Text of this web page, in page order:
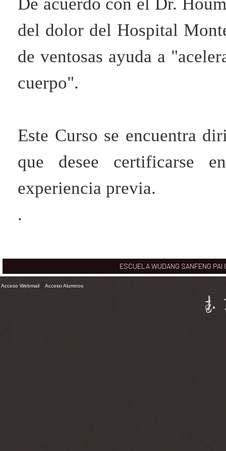
del dolor del Hospital
de ventosas ayuda a
cuerpo".
Este Curso se encuentra
que desee certificarse
experiencia previa.
.
ESCUELA WUDANG SANFENG
Acceso Webmail | Acceso Alumnos